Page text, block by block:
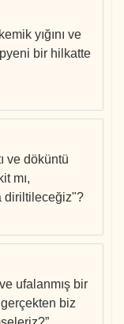
yığını ve
bir hilkatte
ve döküntü
mı,
diriltileceğiz"?
ufalanmış bir
biz